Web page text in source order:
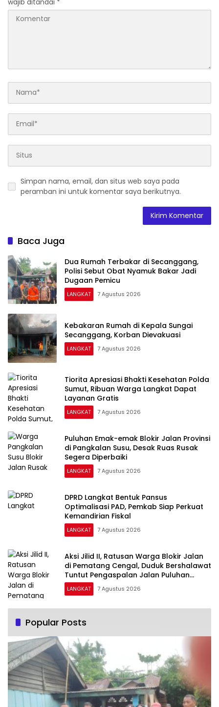
Simpan nama, email, dan situs web saya pada
peramban ini untuk komentar saya berikutnya.
Baca Juga
Dua Rumah Terbakar di Secanggang,
Polisi Sebut Obat Nyamuk Bakar Jadi
Dugaan Pemicu
LANGKAT 7 Agustus 2026
Kebakaran Rumah di Kepala Sungai
Secanggang, Korban Dievakuasi
LANGKAT 7 Agustus 2026
Tiorita Apresiasi Bhakti Kesehatan Polda
Sumut, Ribuan Warga Langkat Dapat
Layanan Gratis
LANGKAT 7 Agustus 2026
Puluhan Emak-emak Blokir Jalan Provinsi
di Pangkalan Susu, Desak Ruas Rusak
Segera Diperbaiki
LANGKAT 7 Agustus 2026
DPRD Langkat Bentuk Pansus
Optimalisasi PAD, Pemkab Siap Perkuat
Kemandirian Fiskal
LANGKAT 7 Agustus 2026
Aksi Jilid II, Ratusan Warga Blokir Jalan
di Pematang Cengal, Duduk Bershalawat
Tuntut Pengaspalan Jalan Puluhan
Tahun Rusak
LANGKAT 7 Agustus 2026
Popular Posts